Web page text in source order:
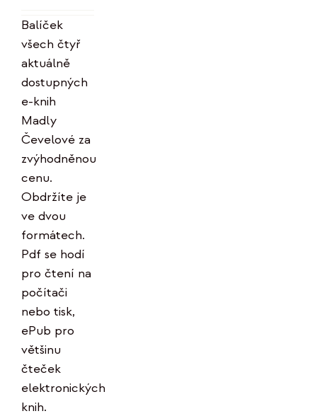
5.00z 5
996 Kč.799 Kč.
Balíček
všech čtyř
aktuálně
dostupných
e-knih
Madly
Čevelové za
zvýhodněnou
cenu.
Obdržíte je
ve dvou
formátech.
Pdf se hodí
pro čtení na
počítači
nebo tisk,
ePub pro
většinu
čteček
elektronických
knih.